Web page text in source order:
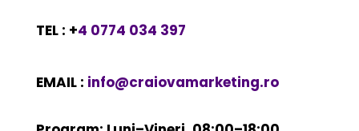
TEL : +4 0774 034 397
EMAIL : info@craiovamarketing.ro